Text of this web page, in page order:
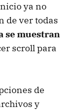
ya no
de ver todas
se muestran
scroll para
de
y